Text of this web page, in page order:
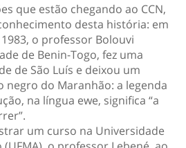
que estão chegando ao CCN,
desta história: em
o professor Bolouvi
de Benin-Togo, fez uma
de São Luís e deixou um
negro do Maranhão: a legenda
na língua ewe, significa “a
um curso na Universidade